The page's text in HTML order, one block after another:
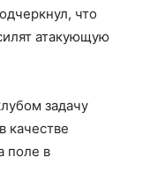
что
атакующую
задачу
качестве
поле в